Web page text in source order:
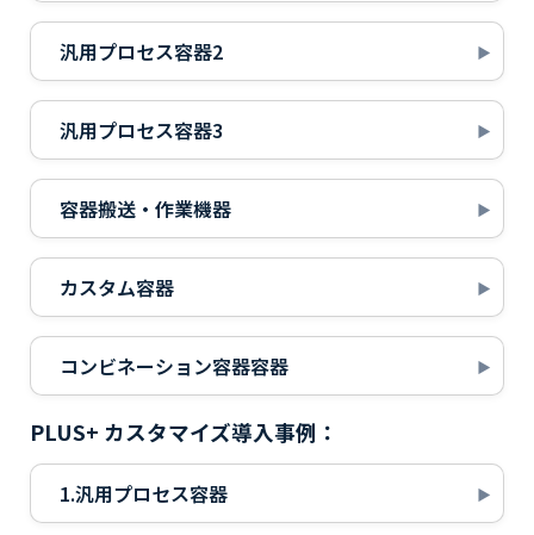
汎用プロセス容器2
汎用プロセス容器3
容器搬送・作業機器
カスタム容器
コンビネーション容器容器
PLUS+ カスタマイズ導入事例：
1.汎用プロセス容器